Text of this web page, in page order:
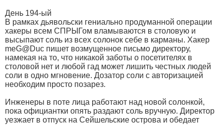
День 194-ый
В рамках дьявольски гениально продуманной операции
хакеры всем СПРЫГом вламываются в столовую и
высыпают соль из всех солонок себе в карманы. Хакер
meG@Duc пишет возмущенное письмо директору,
намекая на то, что никакой заботы о посетителях в
столовой нет и любой гад может лишить честных людей
соли в одно мгновение. Дозатор соли с авторизацией
необходим просто позарез.
Инженеры в поте лица работают над новой солонкой,
пока официантки опять раздают соль вручную. Директор
уезжает в отпуск на Сейшельские острова и обедает